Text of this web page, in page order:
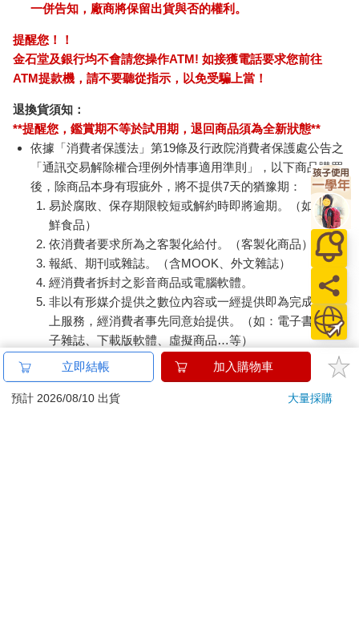
一併告知，廠商將保留出貨與否的權利。
提醒您！！
金石堂及銀行均不會請您操作ATM! 如接獲電話要求您前往
ATM提款機，請不要聽從指示，以免受騙上當！
退換貨須知：
**提醒您，鑑賞期不等於試用期，退回商品須為全新狀態**
依據「消費者保護法」第19條及行政院消費者保護處公告之
「通訊交易解除權合理例外情事適用準則」，以下商品購買
後，除商品本身有瑕疵外，將不提供7天的猶豫期：
易於腐敗、保存期限較短或解約時即將逾期。（如：生
鮮食品）
依消費者要求所為之客製化給付。（客製化商品）
報紙、期刊或雜誌。（含MOOK、外文雜誌）
經消費者拆封之影音商品或電腦軟體。
非以有形媒介提供之數位內容或一經提供即為完成之線
上服務，經消費者事先同意始提供。（如：電子書、電
子雜誌、下載版軟體、虛擬商品…等）
已拆封之個人衛生用品。（如：內衣褲、刮鬍刀、除毛
刀…等）
若非上列種類商品，均享有到貨7天的猶豫期（含例假
立即結帳 加入購物車
預計 2026/08/10 出貨 大量採購